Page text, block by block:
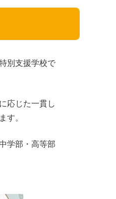
別支援学校で
応じた一貫し
す。
学部・高等部